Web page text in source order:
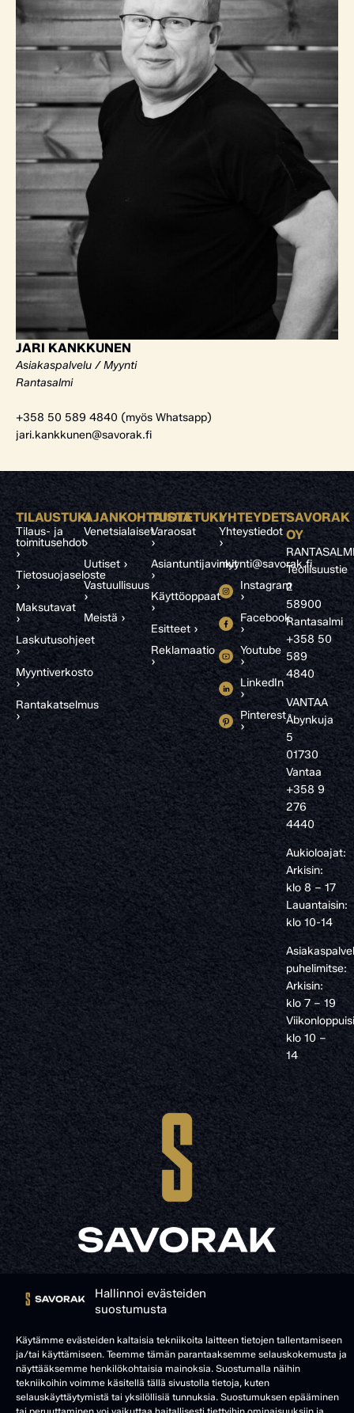
Hallinnoi evästeiden
suostumusta
Käytämme evästeiden kaltaisia tekniikoita laitteen tietojen tallentamiseen
ja/tai käyttämiseen. Teemme tämän parantaaksemme selauskokemusta ja
näyttääksemme henkilökohtaisia mainoksia. Suostumalla näihin
tekniikoihin voimme käsitellä tällä sivustolla tietoja, kuten
selauskäyttäytymistä tai yksilöllisiä tunnuksia. Suostumuksen epääminen
JARI KANKKUNEN
Asiakaspalvelu / Myynti
Rantasalmi
+358 50 589 4840 (myös Whatsapp)
jari.kankkunen@savorak.fi
TILAUSTUKI
Tilaus- ja
toimitusehdot
›
Tietosuojaseloste
›
Maksutavat
›
Laskutusohjeet
›
Myyntiverkosto
›
Rantakatselmus
›
AJANKOHTAISTA
Venetsialaiset
›
Uutiset ›
Vastuullisuus
›
Meistä ›
TUOTETUKI
Varaosat
›
Asiantuntijavinkit
›
Käyttöoppaat
›
Esitteet ›
Reklamaatio
›
YHTEYDET
Yhteystiedot
›
myynti@savorak.fi
Instagram
›
Facebook
›
Youtube
›
LinkedIn
›
Pinterest
›
SAVORAK
OY
Teollisuustie
2
58900
Rantasalmi
+358 50
589
4840
VANTAA
Åbynkuja
5
01730
Vantaa
+358 9
276
4440
Aukioloajat:
Arkisin:
klo 8 – 17
Lauantaisin:
klo 10-14
puhelimitse:
Arkisin:
klo 7 – 19
klo 10 –
14
© SAVORAK 2025